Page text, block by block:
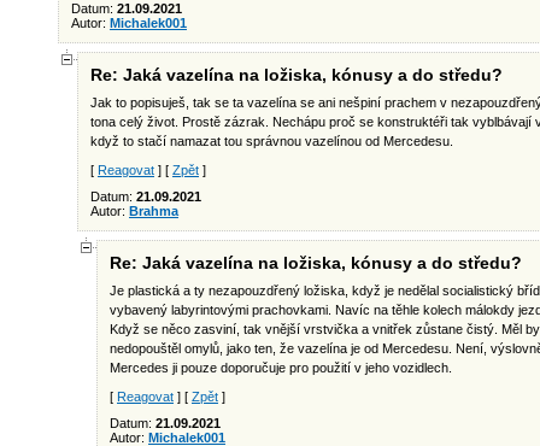
Datum: 21.09.2021
Autor: Michalek001
Re: Jaká vazelína na ložiska, kónusy a do středu?
Jak to popisuješ, tak se ta vazelína se ani nešpiní prachem v
tona celý život. Prostě zázrak. Nechápu proč se konstruktéři tak vyblbávají
když to stačí namazat tou správnou vazelínou od Mercedesu.
[ Reagovat ] [ Zpět ]
Datum: 21.09.2021
Autor: Brahma
Re: Jaká vazelína na ložiska, kónusy a do středu?
Je plastická a ty nezapouzdřený ložiska, když je nedělal socialistický
vybavený labyrintovými prachovkami. Navíc na těhle kolech málokdy
Když se něco zasviní, tak vnější vrstvička a vnitřek zůstane čistý. Měl
nedopouštěl omylů, jako ten, že vazelína je od Mercedesu. Není,
Mercedes ji pouze doporučuje pro použití v jeho vozidlech.
[ Reagovat ] [ Zpět ]
Datum: 21.09.2021
Autor: Michalek001